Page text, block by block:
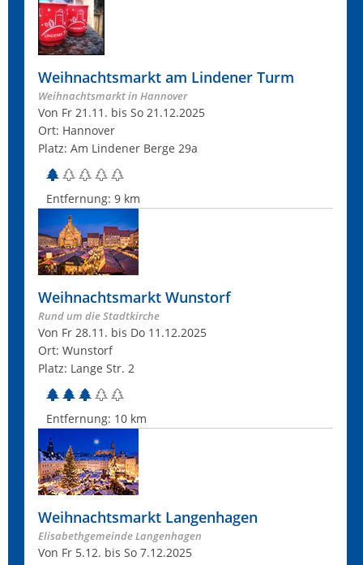
Weihnachtsmarkt am Lindener Turm
Weihnachtsmarkt in Hannover
Von Fr 21.11. bis So 21.12.2025
Ort: Hannover
Platz: Am Lindener Berge 29a
Entfernung: 9 km
Weihnachtsmarkt Wunstorf
Rund um die Stadtkirche
Von Fr 28.11. bis Do 11.12.2025
Ort: Wunstorf
Platz: Lange Str. 2
Entfernung: 10 km
Weihnachtsmarkt Langenhagen
Elisabethgemeinde Langenhagen
Von Fr 5.12. bis So 7.12.2025